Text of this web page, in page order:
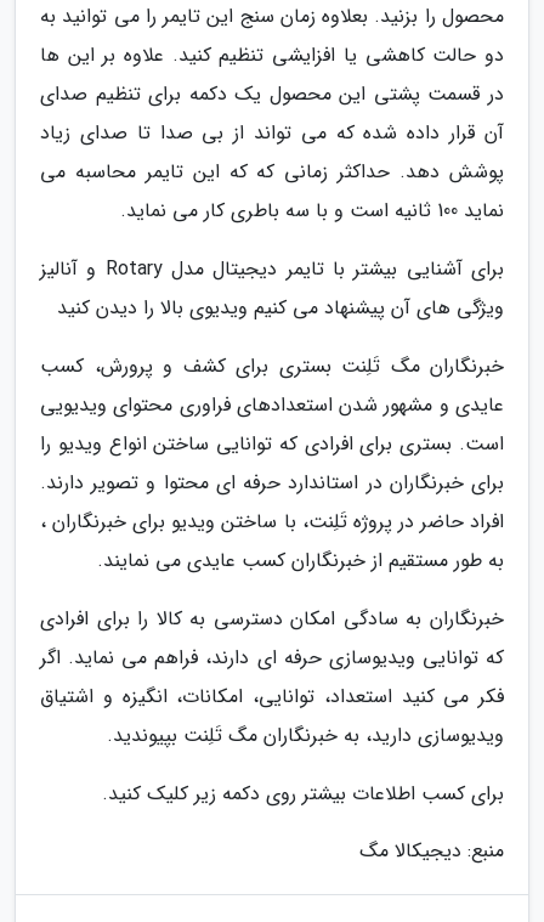
محصول را بزنید. بعلاوه زمان سنج این تایمر را می توانید به
دو حالت کاهشی یا افزایشی تنظیم کنید. علاوه بر این ها
در قسمت پشتی این محصول یک دکمه برای تنظیم صدای
آن قرار داده شده که می تواند از بی صدا تا صدای زیاد
پوشش دهد. حداکثر زمانی که که این تایمر محاسبه می
نماید 100 ثانیه است و با سه باطری کار می نماید.
برای آشنایی بیشتر با تایمر دیجیتال مدل Rotary و آنالیز
ویژگی های آن پیشنهاد می کنیم ویدیوی بالا را دیدن کنید
خبرنگاران مگ تَلِنت بستری برای کشف و پرورش، کسب
عایدی و مشهور شدن استعدادهای فراوری محتوای ویدیویی
است. بستری برای افرادی که توانایی ساختن انواع ویدیو را
برای خبرنگاران در استاندارد حرفه ای محتوا و تصویر دارند.
افراد حاضر در پروژه تَلِنت، با ساختن ویدیو برای خبرنگاران ،
به طور مستقیم از خبرنگاران کسب عایدی می نمایند.
خبرنگاران به سادگی امکان دسترسی به کالا را برای افرادی
که توانایی ویدیوسازی حرفه ای دارند، فراهم می نماید. اگر
فکر می کنید استعداد، توانایی، امکانات، انگیزه و اشتیاق
ویدیوسازی دارید، به خبرنگاران مگ تَلِنت بپیوندید.
برای کسب اطلاعات بیشتر روی دکمه زیر کلیک کنید.
منبع: دیجیکالا مگ